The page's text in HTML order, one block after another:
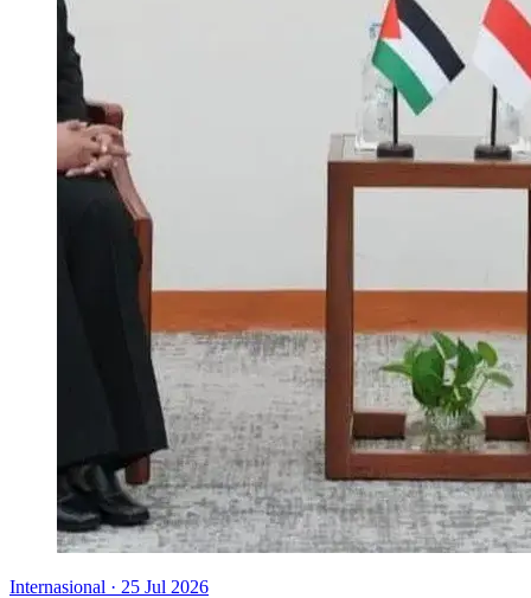
Internasional · 25 Jul 2026